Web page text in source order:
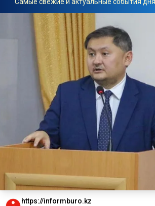
Самые свежие и актуальные события дня
https://informburo.kz